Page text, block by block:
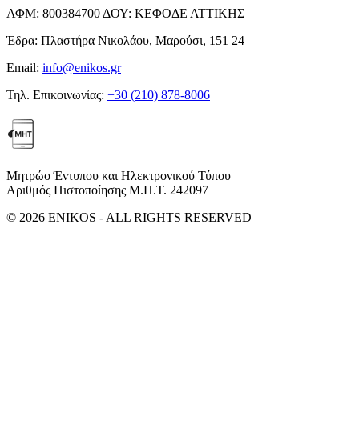
ΑΦΜ: 800384700 ΔΟΥ: ΚΕΦΟΔΕ ΑΤΤΙΚΗΣ
Έδρα: Πλαστήρα Νικολάου, Μαρούσι, 151 24
Email: info@enikos.gr
Τηλ. Επικοινωνίας: +30 (210) 878-8006
Μητρώο Έντυπου και Ηλεκτρονικού Τύπου
Αριθμός Πιστοποίησης Μ.Η.Τ. 242097
© 2026 ENIKOS - ALL RIGHTS RESERVED